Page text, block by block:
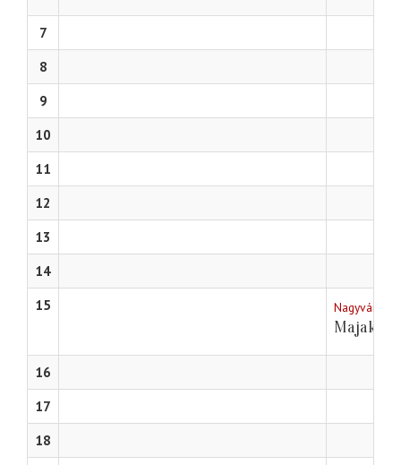
7
8
9
10
11
12
13
14
15
Nagyváradi
16
17
18